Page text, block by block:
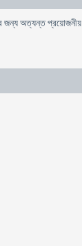
জন্য অত্যন্ত